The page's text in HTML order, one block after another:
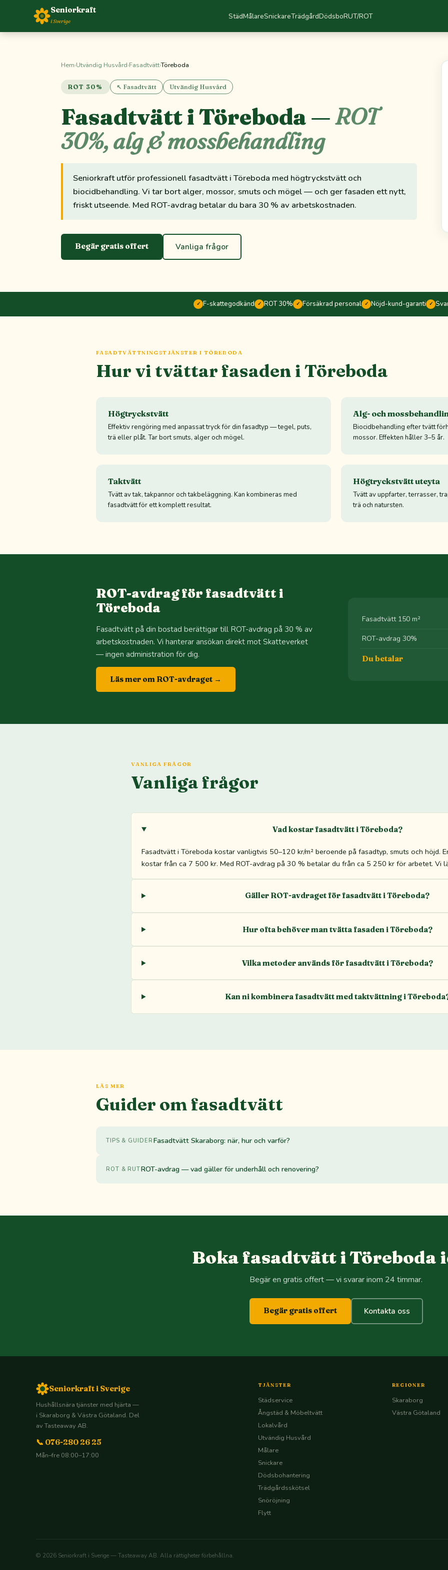
Seniorkraft
i Sverige StädMålareSnickareTrädgårdDödsboRUT/ROT
Hem›Utvändig Husvård›Fasadtvätt›Töreboda
ROT 30% ↖ Fasadtvätt Utvändig Husvård
Fasadtvätt i Töreboda —ROT
30%, alg & mossbehandling
Seniorkraft utför professionell fasadtvätt i Töreboda med högtryckstvätt och
biocidbehandling. Vi tar bort alger, mossor, smuts och mögel — och ger fasaden ett nytt,
friskt utseende. Med ROT-avdrag betalar du bara 30 % av arbetskostnaden.
Begär gratis offert Vanliga frågor
✓ F-skattegodkänd ✓ ROT 30% ✓ Försäkrad personal ✓ Nöjd-kund-garanti ✓
FASADTVÄTTNINGSTJÄNSTER I TÖREBODA
Hur vi tvättar fasaden i Töreboda
Högtryckstvätt
Effektiv rengöring med anpassat tryck för din fasadtyp — tegel, puts,
trä eller plåt. Tar bort smuts, alger och mögel.
Alg- och
Biocidbehandling efter tvätt
mossor. Effekten håller 3–5 år.
Taktvätt
Tvätt av tak, takpannor och takbeläggning. Kan kombineras med
fasadtvätt för ett komplett resultat.
Högtryckstvätt uteyta
Tvätt av uppfarter, terrasser,
trä och natursten.
ROT-avdrag för fasadtvätt i
Töreboda
Fasadtvätt på din bostad berättigar till ROT-avdrag på 30 % av
arbetskostnaden. Vi hanterar ansökan direkt mot Skatteverket
— ingen administration för dig.
Läs mer om ROT-avdraget →
Fasadtvätt 150 m²
ROT-avdrag 30%
Du betalar
VANLIGA FRÅGOR
Vanliga frågor
Vad kostar fasadtvätt i Töreboda?
Fasadtvätt i Töreboda kostar vanligtvis 50–120 kr/m² beroende på fasadtyp, smuts och höjd.
kostar från ca 7 500 kr. Med ROT-avdrag på 30 % betalar du från ca 5 250 kr för arbetet. Vi
Gäller ROT-avdraget för fasadtvätt i Töreboda?
Hur ofta behöver man tvätta fasaden i Töreboda?
Vilka metoder används för fasadtvätt i Töreboda?
Kan ni kombinera fasadtvätt med taktvättning i
LÄS MER
Guider om fasadtvätt
TIPS & GUIDER Fasadtvätt Skaraborg: när, hur och varför?
ROT & RUTROT-avdrag — vad gäller för underhåll och renovering?
Boka fasadtvätt i Töreboda
Begär en gratis offert — vi svarar inom 24 timmar.
Begär gratis offert Kontakta oss
Seniorkraft i Sverige
Hushållsnära tjänster med hjärta —
i Skaraborg & Västra Götaland. Del
av Tasteaway AB.
📞 076-280 26 25
Mån–fre 08:00–17:00
TJÄNSTER
Städservice
Ångstäd & Möbeltvätt
Lokalvård
Utvändig Husvård
Målare
Snickare
Dödsbohantering
Trädgårdsskötsel
Snöröjning
Flytt
REGIONER
Skaraborg
Västra Götaland
© 2026 Seniorkraft i Sverige — Tasteaway AB. Alla rättigheter förbehållna.